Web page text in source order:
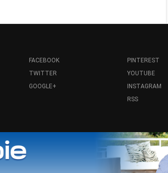
FACEBOOK
TWITTER
GOOGLE+
PINTEREST
YOUTUBE
INSTAGRAM
RSS